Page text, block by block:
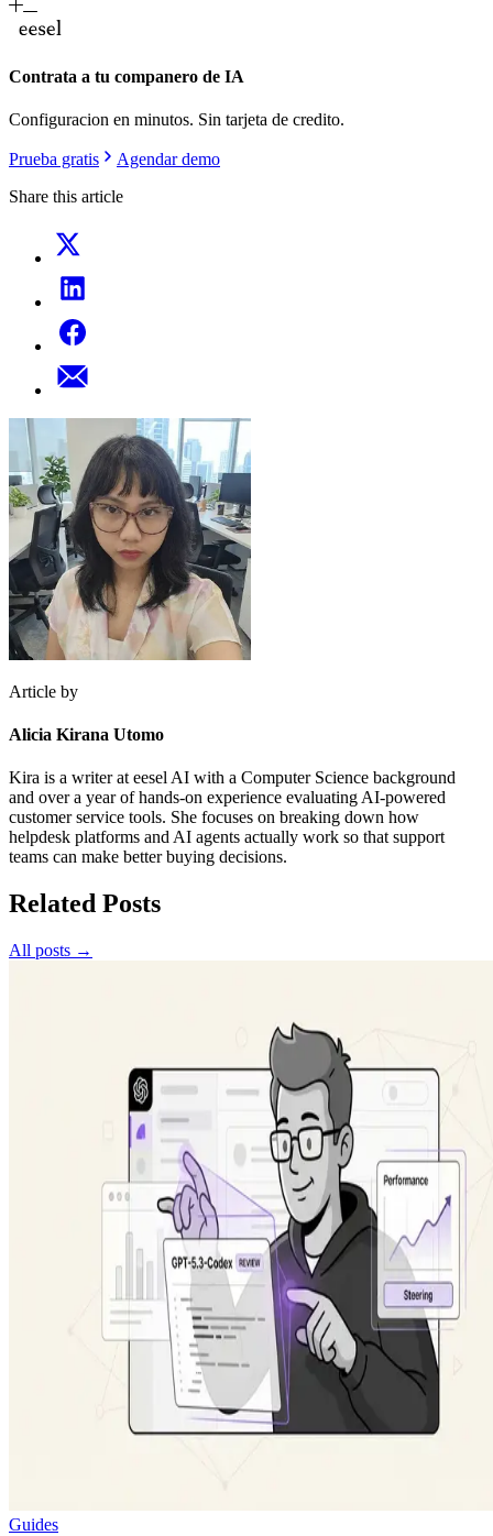
Contrata a tu companero de IA
Configuracion en minutos. Sin tarjeta de credito.
Prueba gratis
Agendar demo
Share this article
Article by
Alicia Kirana Utomo
Kira is a writer at eesel AI with a Computer Science background
and over a year of hands-on experience evaluating AI-powered
customer service tools. She focuses on breaking down how
helpdesk platforms and AI agents actually work so that support
teams can make better buying decisions.
Related Posts
All posts →
Guides